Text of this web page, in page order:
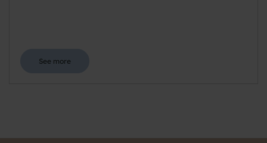
See more